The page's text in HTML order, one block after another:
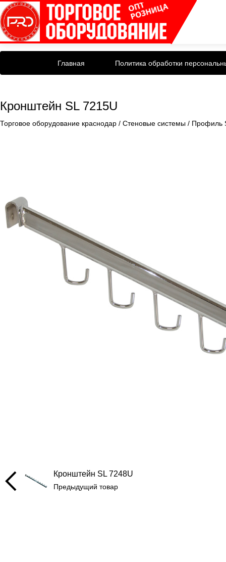
Главная Политика обработки
Кронштейн SL 7215U
Торговое оборудование краснодар / Стеновые системы / Профиль
Кронштейн SL 7248U
Предыдущий товар